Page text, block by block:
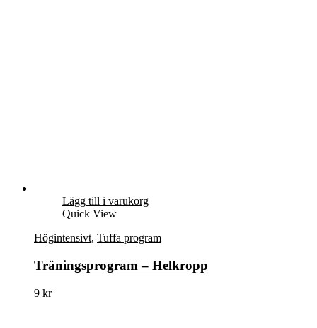
Lägg till i varukorg
Quick View
Högintensivt, Tuffa program
Träningsprogram – Helkropp
9 kr